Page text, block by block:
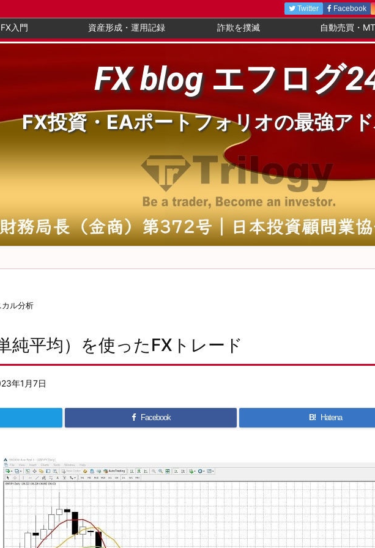
FX入門 資産形成・運用記録 詐欺を撲滅 自動売買・
Twitter Facebook
FX blog エフログ
FX投資・EAポートフォリオの最強ア
ル分析
純平均）を使ったFXトレード
年1月7日
Facebook B! Hatena